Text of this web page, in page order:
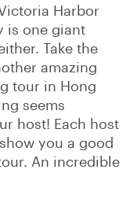
Harbor
is one giant
Take the
amazing
tour in Hong
seems
host! Each host
you a good
An incredible